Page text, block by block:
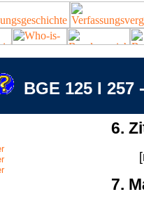
BGE 125 I
6.
7.